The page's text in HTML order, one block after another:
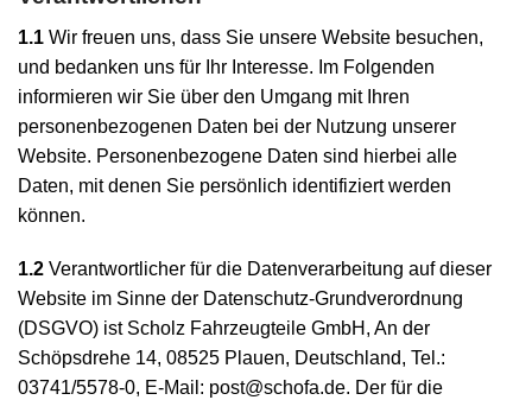
1.1 Wir freuen uns, dass Sie unsere Website besuchen,
und bedanken uns für Ihr Interesse. Im Folgenden
informieren wir Sie über den Umgang mit Ihren
personenbezogenen Daten bei der Nutzung unserer
Website. Personenbezogene Daten sind hierbei alle
Daten, mit denen Sie persönlich identifiziert werden
können.
1.2 Verantwortlicher für die Datenverarbeitung auf dieser
Website im Sinne der Datenschutz-Grundverordnung
(DSGVO) ist Scholz Fahrzeugteile GmbH, An der
Schöpsdrehe 14, 08525 Plauen, Deutschland, Tel.:
03741/5578-0, E-Mail: post@schofa.de. Der für die